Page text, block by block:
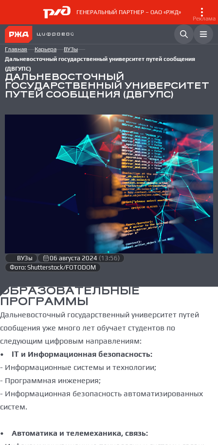
ГЕНЕРАЛЬНЫЙ ПАРТНЕР – ОАО «РЖД»
Реклама
Главная Карьера
ВУЗы
Дальневосточный государственный университет путей сообщения
(ДВГУПС)
ДАЛЬНЕВОСТОЧНЫЙ
ГОСУДАРСТВЕННЫЙ УНИВЕРСИТЕТ
ПУТЕЙ СООБЩЕНИЯ (ДВГУПС)
ВУЗы 06 августа 2024 (13:56)
Фото: Shutterstock/FOTODOM
ОБРАЗОВАТЕЛЬНЫЕ
ПРОГРАММЫ
Дальневосточный государственный университет путей
сообщения уже много лет обучает студентов по
следующим цифровым направлениям:
•
IT и Информационная безопасность:
- Информационные системы и технологии;
- Программная инженерия;
- Информационная безопасность автоматизированных
систем.
• Автоматика и телемеханика, связь: